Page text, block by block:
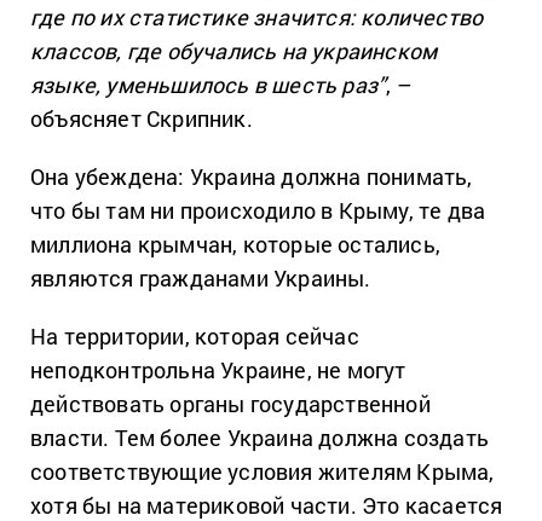
где по их статистике значится: количество
классов, где обучались на украинском
языке, уменьшилось в шесть раз”, –
объясняет Скрипник.
Она убеждена: Украина должна понимать,
что бы там ни происходило в Крыму, те два
миллиона крымчан, которые остались,
являются гражданами Украины.
На территории, которая сейчас
неподконтрольна Украине, не могут
действовать органы государственной
власти. Тем более Украина должна создать
соответствующие условия жителям Крыма,
хотя бы на материковой части. Это касается